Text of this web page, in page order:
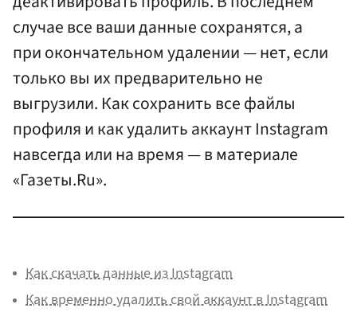
случае все ваши данные сохранятся, а
при окончательном удалении — нет, если
только вы их предварительно не
выгрузили. Как сохранить все файлы
профиля и как удалить аккаунт Instagram
навсегда или на время — в материале
«Газеты.Ru».
Как скачать данные из Instagram
Как временно удалить свой аккаунт в Instagram